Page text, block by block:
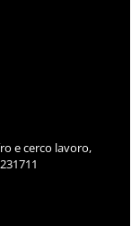
e cerco lavoro,